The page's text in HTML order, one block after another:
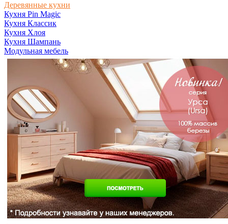
Деревянные кухни
Кухня Pin Magic
Кухня Классик
Кухня Хлоя
Кухня Шампань
Модульная мебель